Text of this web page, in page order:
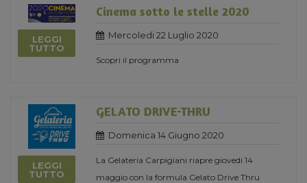
LEGGI
TUTTO
Cinema sotto le stelle 2020
Mercoledi 22 Luglio 2020
Scopri il programma
LEGGI
TUTTO
GELATO DRIVE-THRU
Domenica 14 Giugno 2020
La Gelateria Carpigiani riapre giovedi 14
maggio con la formula Gelato Drive Thru